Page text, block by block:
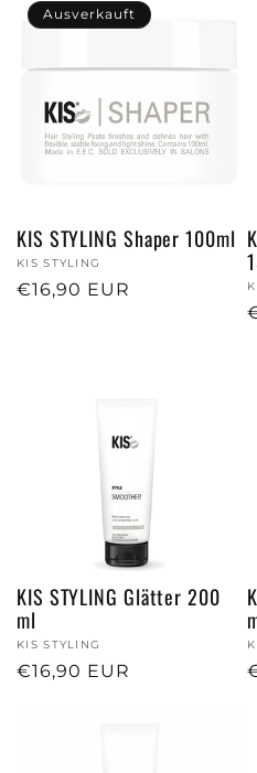
Ausverkauft
KIS STYLING Shaper 100ml
Anbieter:
KIS STYLING
Normaler
€16,90 EUR
KIS STYLING Glätter 200
ml
Anbieter:
KIS STYLING
Normaler
€16,90 EUR